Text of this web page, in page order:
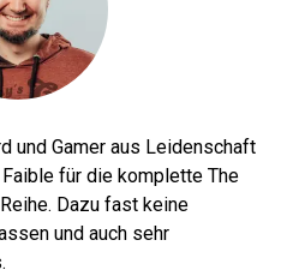
und Gamer aus Leidenschaft
für die komplette The
Dazu fast keine
und auch sehr